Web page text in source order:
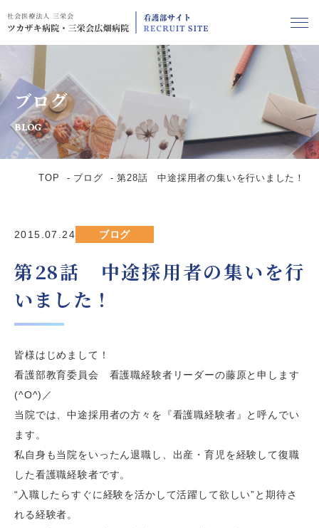
ブログ
BLOG
TOP ブログ 第28話 中途採用者の集いを行いました！
2015.07.24 ブログ
第28話 中途採用者の集いを行
いました！
皆様はじめまして！
看護部教育委員会 看護職経験者リーダーの藤原と申します
(^O^)／
当院では、中途採用者の方々を『看護職経験者』と呼んでい
ます。
私自身も当院をいったん退職し、出産・育児を経験して復職
した看護職経験者です。
“入職したらすぐに経験を活かして活躍して欲しい”と期待さ
れる経験者。